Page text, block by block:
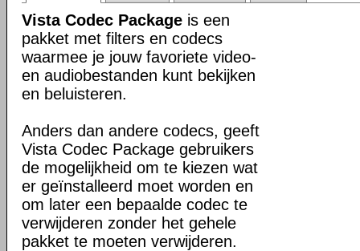
Vista Codec Package is een
pakket met filters en codecs
waarmee je jouw favoriete video-
en audiobestanden kunt bekijken
en beluisteren.
Anders dan andere codecs, geeft
Vista Codec Package gebruikers
de mogelijkheid om te kiezen wat
er geïnstalleerd moet worden en
om later een bepaalde codec te
verwijderen zonder het gehele
pakket te moeten verwijderen.